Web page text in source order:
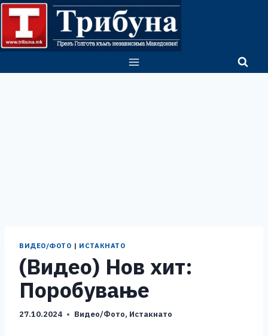
Skip
content
ВИДЕО/ФОТО | ИСТАКНАТО
(Видео) Нов хит:
Поробување
27.10.2024 Видео/Фото, Истакнато